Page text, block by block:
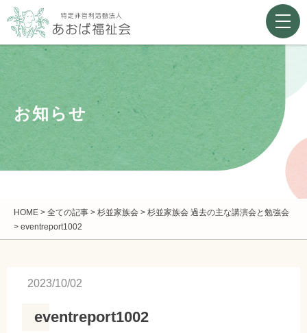
お知らせ
HOME > 全ての記事 > 杉並家族会 > 杉並家族会 過去の主な講演会と勉強会
> eventreport1002
2023/10/02
eventreport1002